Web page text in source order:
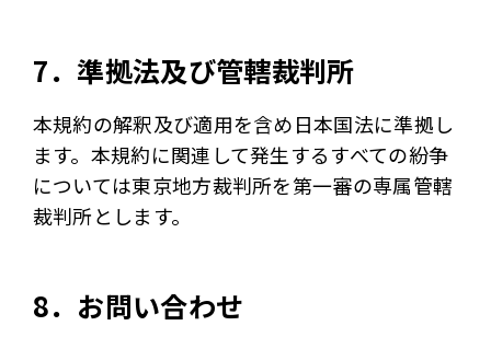
7．準拠法及び管轄裁判所
本規約の解釈及び適用を含め日本国法に準拠し
ます。本規約に関連して発生するすべての紛争
については東京地方裁判所を第一審の専属管轄
裁判所とします。
8．お問い合わせ